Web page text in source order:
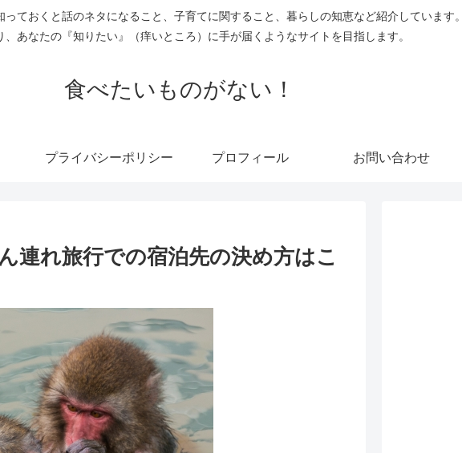
ておくと話のネタになること、子育てに関すること、暮らしの知恵など紹介しています
、あなたの『知りたい』（痒いところ）に手が届くようなサイトを目指します。
食べたいものがない！
プライバシーポリシー プロフィール お問い合わせ
連れ旅行での宿泊先の決め方はこ